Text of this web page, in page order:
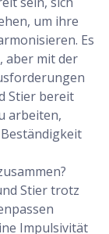
um ihre
Es
aber mit der
Stier bereit
arbeiten,
Stier trotz
Impulsivität